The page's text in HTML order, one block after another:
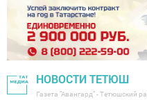
НОВОСТИ ТЕТЮШ
Газета "Авангард" - Тетюшский